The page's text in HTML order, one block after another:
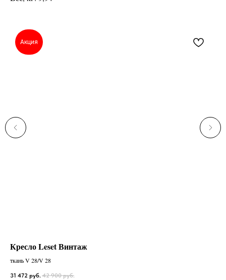
Акция
Кресло Leset Винтаж
ткань V 28/V 28
31 472 руб. 42 900 руб.